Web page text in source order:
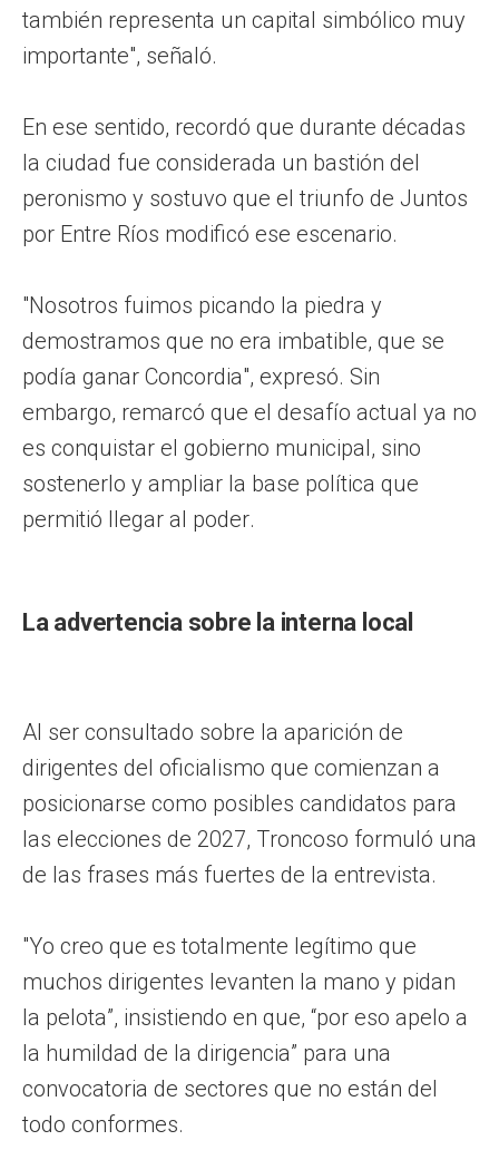
también representa un capital simbólico muy
importante", señaló.
En ese sentido, recordó que durante décadas
la ciudad fue considerada un bastión del
peronismo y sostuvo que el triunfo de Juntos
por Entre Ríos modificó ese escenario.
"Nosotros fuimos picando la piedra y
demostramos que no era imbatible, que se
podía ganar Concordia", expresó. Sin
embargo, remarcó que el desafío actual ya no
es conquistar el gobierno municipal, sino
sostenerlo y ampliar la base política que
permitió llegar al poder.
La advertencia sobre la interna local
Al ser consultado sobre la aparición de
dirigentes del oficialismo que comienzan a
posicionarse como posibles candidatos para
las elecciones de 2027, Troncoso formuló una
de las frases más fuertes de la entrevista.
"Yo creo que es totalmente legítimo que
muchos dirigentes levanten la mano y pidan
la pelota”, insistiendo en que, “por eso apelo a
la humildad de la dirigencia” para una
convocatoria de sectores que no están del
todo conformes.